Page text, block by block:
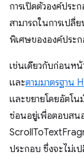
การเปิดตัวองค์ประ
สามารถในการเปลี่
พิเศษขององค์ประ
เช่นเดียวกับก่อนหน้
และตามมาตรฐาน
และขยายโดยอัตโน
ซ่อนอยู่เพื่อตอบสน
ประกอบ ซึ่งจะไม่เ